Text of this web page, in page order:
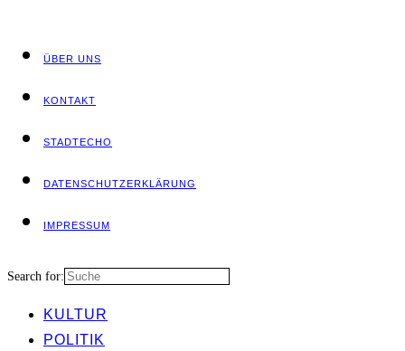
ÜBER UNS
KON­TAKT
STADT­ECHO
DATEN­SCHUTZ­ER­KLÄ­RUNG
IMPRES­SUM
Search for:
KUL­TUR
POLI­TIK